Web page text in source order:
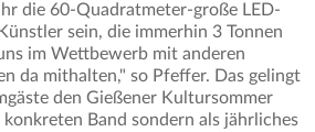
die 60-Quadratmeter-große LED-
sein, die immerhin 3 Tonnen
im Wettbewerb mit anderen
da mithalten," so Pfeffer. Das gelingt
den Gießener Kultursommer
Band sondern als jährliches